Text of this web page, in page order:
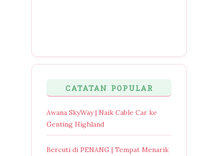
CATATAN POPULAR
Awana SkyWay | Naik Cable Car ke
Genting Highland
Bercuti di PENANG | Tempat Menarik